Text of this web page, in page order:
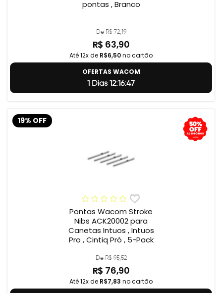
pontas , Branco
De R$ 72,19
R$ 63,90
Até 12x de R$6,50no cartão
OFERTAS WACOM
1 Dias 12:16:46
19% OFF
Pontas Wacom Stroke
Nibs ACK20002 para
Canetas Intuos , Intuos
Pro , Cintiq Pró , 5-Pack
De R$ 95,52
R$ 76,90
Até 12x de R$7,83 no cartão